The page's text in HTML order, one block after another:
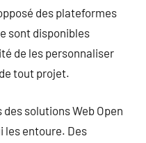
des plateformes
sont disponibles
de les personnaliser
tout projet.
solutions Web Open
les entoure. Des